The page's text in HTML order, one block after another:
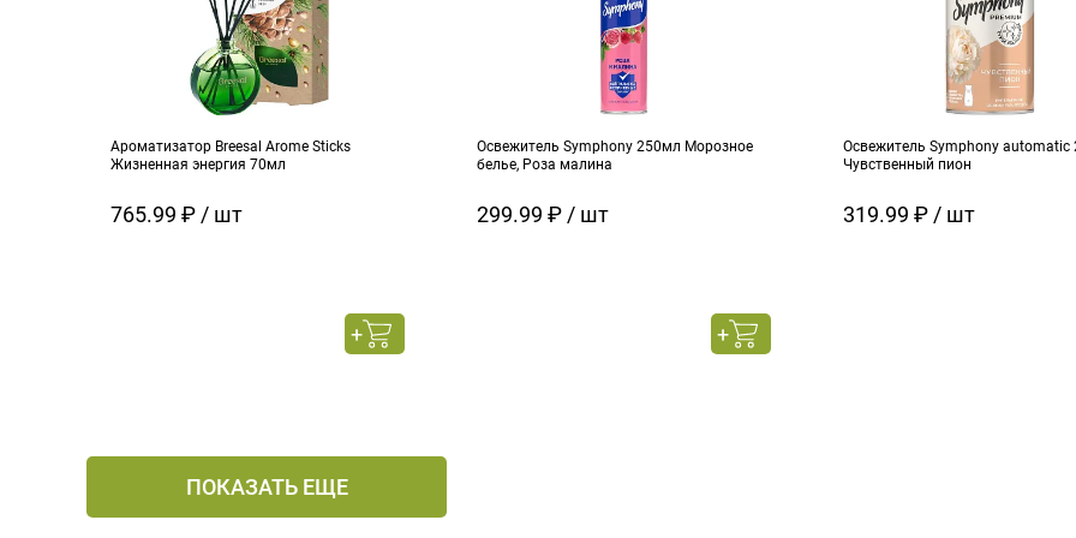
Ароматизатор Breesal Arome Sticks
Жизненная энергия 70мл
765.99 ₽ / шт
Освежитель Symphony 250мл Морозное
белье, Роза малина
299.99 ₽ / шт
Освежитель Symphony automatic
Чувственный пион
319.99 ₽ / шт
ПОКАЗАТЬ ЕЩЕ